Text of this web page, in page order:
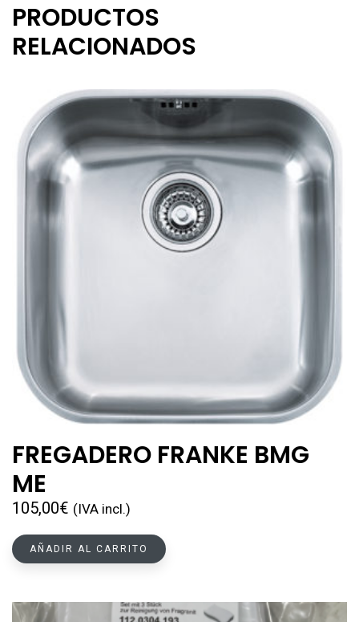
PRODUCTOS
RELACIONADOS
FREGADERO FRANKE BMG
ME
105,00€ (IVA incl.)
AÑADIR AL CARRITO